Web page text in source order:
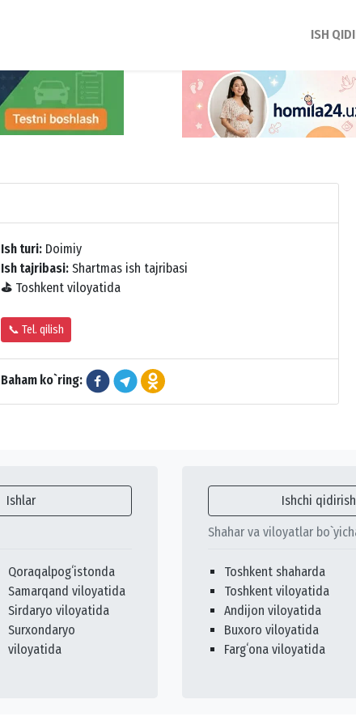
ISH
Ish turi: Doimiy
Ish tajribasi: Shartmas ish tajribasi
⛳ Toshkent viloyatida
📞 Tel. qilish
Baham ko`ring:
Ishlar
Qoraqalpogʻistonda
Samarqand viloyatida
Sirdaryo viloyatida
Surxondaryo
viloyatida
Ishchi qidirish
Shahar va viloyatlar
Toshkent shaharda
Toshkent viloyatida
Andijon viloyatida
Buxoro viloyatida
Fargʻona viloyatida